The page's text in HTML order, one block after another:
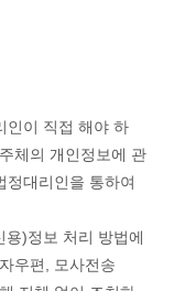
인이 직접 해야 하
체의 개인정보에 관
정대리인을 통하여
)정보 처리 방법에
우편, 모사전송